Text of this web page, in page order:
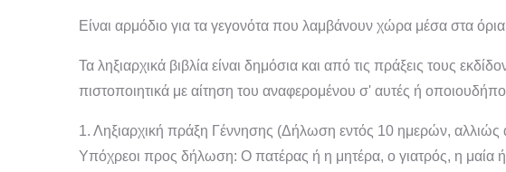
Είναι αρμόδιο για τα γεγονότα που λαμβάνουν χώρα μέσα στα
Τα ληξιαρχικά βιβλία είναι δημόσια και από τις πράξεις τους
πιστοποιητικά με αίτηση του αναφερομένου σ' αυτές ή
1. Ληξιαρχική πράξη Γέννησης (Δήλωση εντός 10 ημερών, αλλιώς
Υπόχρεοι προς δήλωση: Ο πατέρας ή η μητέρα, ο γιατρός, η μαία